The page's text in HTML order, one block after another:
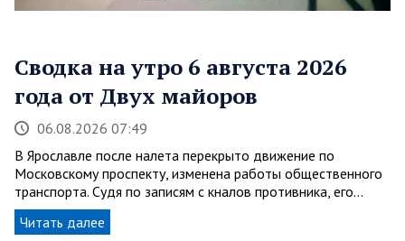
Сводка на утро 6 августа 2026
года от Двух майоров
06.08.2026 07:49
В Ярославле после налета перекрыто движение по
Московскому проспекту, изменена работы общественного
транспорта. Судя по записям с кналов противника, его…
Читать далее